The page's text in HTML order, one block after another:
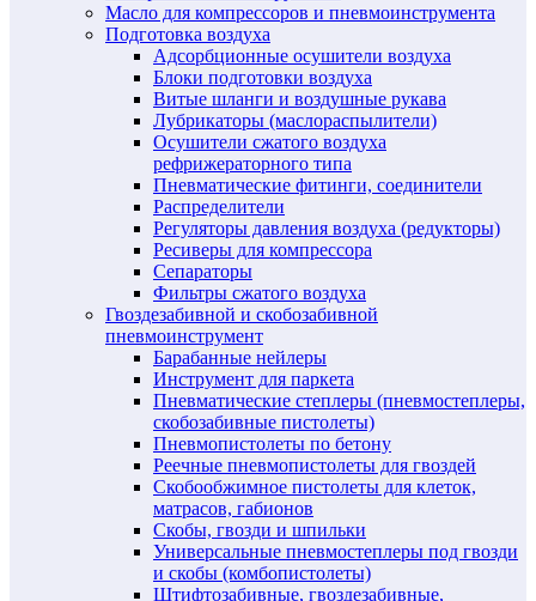
Масло для компрессоров и пневмоинструмента
Подготовка воздуха
Адсорбционные осушители воздуха
Блоки подготовки воздуха
Витые шланги и воздушные рукава
Лубрикаторы (маслораспылители)
Осушители сжатого воздуха
рефрижераторного типа
Пневматические фитинги, соединители
Распределители
Регуляторы давления воздуха (редукторы)
Ресиверы для компрессора
Сепараторы
Фильтры сжатого воздуха
Гвоздезабивной и скобозабивной
пневмоинструмент
Барабанные нейлеры
Инструмент для паркета
Пневматические степлеры (пневмостеплеры,
скобозабивные пистолеты)
Пневмопистолеты по бетону
Реечные пневмопистолеты для гвоздей
Скобообжимное пистолеты для клеток,
матрасов, габионов
Скобы, гвозди и шпильки
Универсальные пневмостеплеры под гвозди
и скобы (комбопистолеты)
Штифтозабивные, гвоздезабивные,